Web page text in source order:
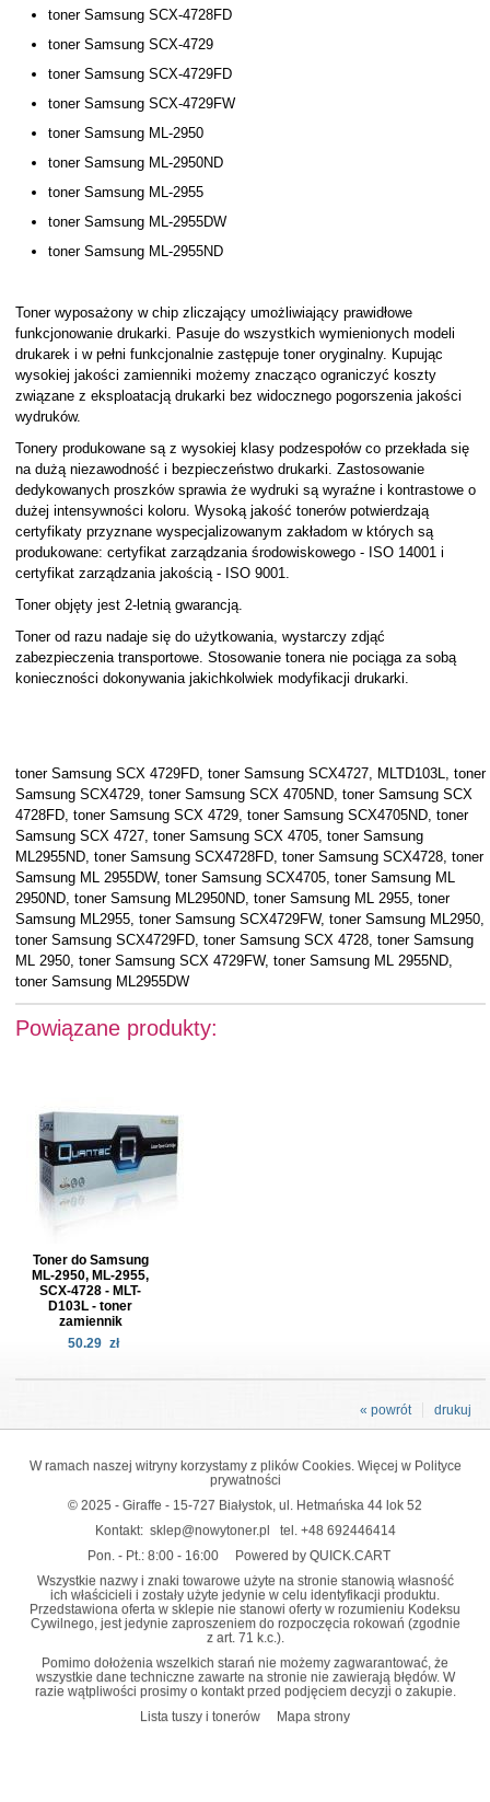
toner Samsung SCX-4728FD
toner Samsung SCX-4729
toner Samsung SCX-4729FD
toner Samsung SCX-4729FW
toner Samsung ML-2950
toner Samsung ML-2950ND
toner Samsung ML-2955
toner Samsung ML-2955DW
toner Samsung ML-2955ND
Toner wyposażony w chip zliczający umożliwiający prawidłowe
funkcjonowanie drukarki. Pasuje do wszystkich wymienionych modeli
drukarek i w pełni funkcjonalnie zastępuje toner oryginalny. Kupując
wysokiej jakości zamienniki możemy znacząco ograniczyć koszty
związane z eksploatacją drukarki bez widocznego pogorszenia jakości
wydruków.
Tonery produkowane są z wysokiej klasy podzespołów co przekłada się
na dużą niezawodność i bezpieczeństwo drukarki. Zastosowanie
dedykowanych proszków sprawia że wydruki są wyraźne i kontrastowe o
dużej intensywności koloru. Wysoką jakość tonerów potwierdzają
certyfikaty przyznane wyspecjalizowanym zakładom w których są
produkowane: certyfikat zarządzania środowiskowego - ISO 14001 i
certyfikat zarządzania jakością - ISO 9001.
Toner objęty jest 2-letnią gwarancją.
Toner od razu nadaje się do użytkowania, wystarczy zdjąć
zabezpieczenia transportowe. Stosowanie tonera nie pociąga za sobą
konieczności dokonywania jakichkolwiek modyfikacji drukarki.
toner Samsung SCX 4729FD, toner Samsung SCX4727, MLTD103L, toner
Samsung SCX4729, toner Samsung SCX 4705ND, toner Samsung SCX
4728FD, toner Samsung SCX 4729, toner Samsung SCX4705ND, toner
Samsung SCX 4727, toner Samsung SCX 4705, toner Samsung
ML2955ND, toner Samsung SCX4728FD, toner Samsung SCX4728, toner
Samsung ML 2955DW, toner Samsung SCX4705, toner Samsung ML
2950ND, toner Samsung ML2950ND, toner Samsung ML 2955, toner
Samsung ML2955, toner Samsung SCX4729FW, toner Samsung ML2950,
toner Samsung SCX4729FD, toner Samsung SCX 4728, toner Samsung
ML 2950, toner Samsung SCX 4729FW, toner Samsung ML 2955ND,
toner Samsung ML2955DW
Powiązane produkty:
Toner do Samsung
ML-2950, ML-2955,
SCX-4728 - MLT-
D103L - toner
zamiennik
50.29 zł
drukuj
« powrót
W ramach naszej witryny korzystamy z plików Cookies. Więcej w Polityce
prywatności
© 2025 - Giraffe - 15-727 Białystok, ul. Hetmańska 44 lok 52
Kontakt: sklep@nowytoner.pl tel. +48 692446414
Pon. - Pt.: 8:00 - 16:00
Powered by QUICK.CART
Wszystkie nazwy i znaki towarowe użyte na stronie stanowią własność
ich właścicieli i zostały użyte jedynie w celu identyfikacji produktu.
Przedstawiona oferta w sklepie nie stanowi oferty w rozumieniu Kodeksu
Cywilnego, jest jedynie zaproszeniem do rozpoczęcia rokowań (zgodnie
z art. 71 k.c.).
Pomimo dołożenia wszelkich starań nie możemy zagwarantować, że
wszystkie dane techniczne zawarte na stronie nie zawierają błędów. W
razie wątpliwości prosimy o kontakt przed podjęciem decyzji o zakupie.
Lista tuszy i tonerów
Mapa strony